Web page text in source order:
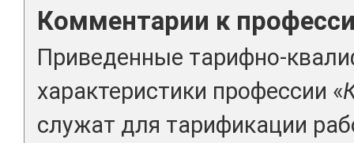
Комментарии к
Приведенные тарифно-
характеристики профессии «
служат для тарификации